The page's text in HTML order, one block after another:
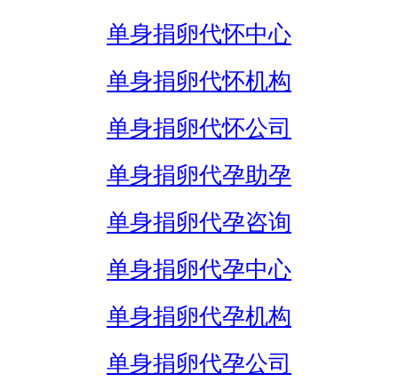
单身捐卵代怀中心
单身捐卵代怀机构
单身捐卵代怀公司
单身捐卵代孕助孕
单身捐卵代孕咨询
单身捐卵代孕中心
单身捐卵代孕机构
单身捐卵代孕公司